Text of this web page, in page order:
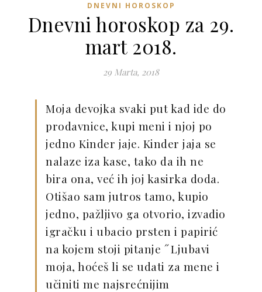
DNEVNI HOROSKOP
Dnevni horoskop za 29.
mart 2018.
29 Marta, 2018
Moja devojka svaki put kad ide do
prodavnice, kupi meni i njoj po
jedno Kinder jaje. Kinder jaja se
nalaze iza kase, tako da ih ne
bira ona, već ih joj kasirka doda.
Otišao sam jutros tamo, kupio
jedno, pažljivo ga otvorio, izvadio
igračku i ubacio prsten i papirić
na kojem stoji pitanje ˝Ljubavi
moja, hoćeš li se udati za mene i
učiniti me najsrećnijim